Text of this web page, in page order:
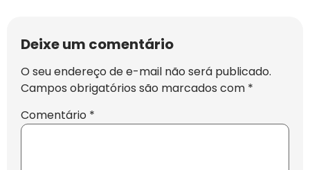
Deixe um comentário
O seu endereço de e-mail não será publicado.
Campos obrigatórios são marcados com *
Comentário *